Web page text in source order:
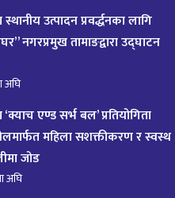
गते सोमबारको राशिफल
१२ गते बिहीवार, २८
साल भाद्र १० गते, मंगलबार
उत्पादन प्रवर्द्धनका लागि
नगरप्रमुख तामाङद्वारा उद्घाटन
अघि
एण्ड सर्भ बल’ प्रतियोगिता
महिला सशक्तीकरण र स्वस्थ
जोड
अघि